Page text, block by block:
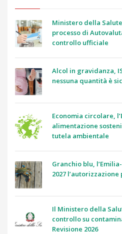
Ministero della
processo di
controllo ufficiale
Alcol in gravidanza,
nessuna quantità è
Economia circolare,
alimentazione
tutela ambientale
Granchio blu,
2027
Il Ministero della
controllo su
Revisione 2026